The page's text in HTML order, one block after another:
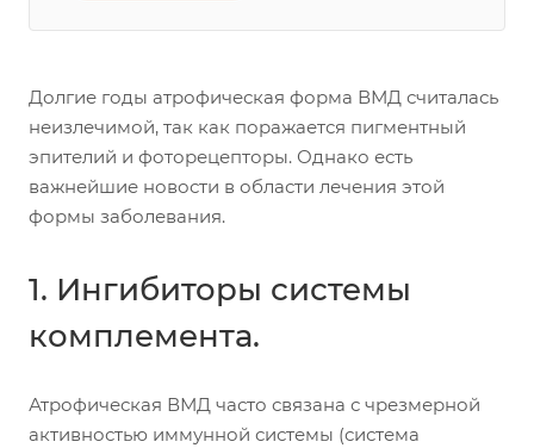
Долгие годы атрофическая форма ВМД считалась
неизлечимой, так как поражается пигментный
эпителий и фоторецепторы. Однако есть
важнейшие новости в области лечения этой
формы заболевания.
1. Ингибиторы системы
комплемента.
Атрофическая ВМД часто связана с чрезмерной
активностью иммунной системы (система